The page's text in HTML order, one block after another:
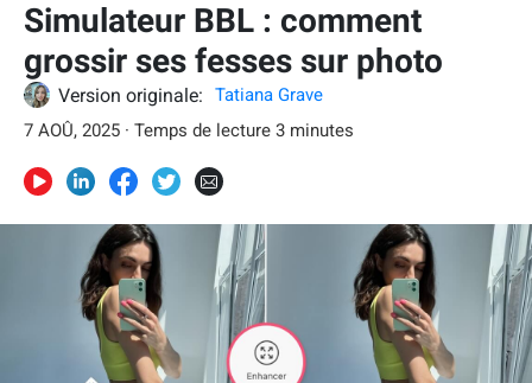
Simulateur BBL : comment
grossir ses fesses sur photo
Version originale:
Tatiana Grave
7 AOÛ, 2025 · Temps de lecture 3 minutes